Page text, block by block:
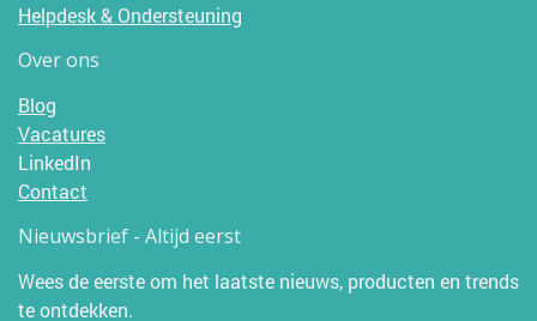
Helpdesk & Ondersteuning
Over ons
Blog
Vacatures
LinkedIn
Contact
Nieuwsbrief - Altijd eerst
Wees de eerste om het laatste nieuws, producten en trends
te ontdekken.